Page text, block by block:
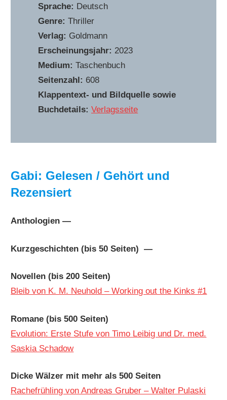
Sprache: Deutsch
Genre: Thriller
Verlag: Goldmann
Erscheinungsjahr: 2023
Medium: Taschenbuch
Seitenzahl: 608
Klappentext- und Bildquelle sowie
Buchdetails: Verlagsseite
Gabi: Gelesen / Gehört und
Rezensiert
Anthologien —
Kurzgeschichten (bis 50 Seiten) —
Novellen (bis 200 Seiten)
Bleib von K. M. Neuhold – Working out the Kinks #1
Romane (bis 500 Seiten)
Evolution: Erste Stufe von Timo Leibig und Dr. med.
Saskia Schadow
Dicke Wälzer mit mehr als 500 Seiten
Rachefrühling von Andreas Gruber – Walter Pulaski